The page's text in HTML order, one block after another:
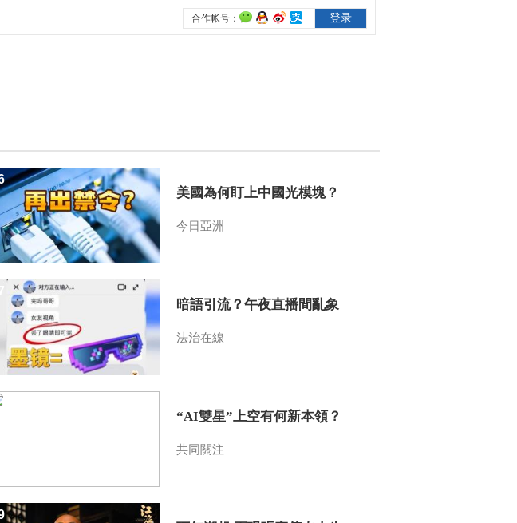
美國為何盯上中國光模塊？
今日亞洲
暗語引流？午夜直播間亂象
法治在線
“AI雙星”上空有何新本領？
共同關注